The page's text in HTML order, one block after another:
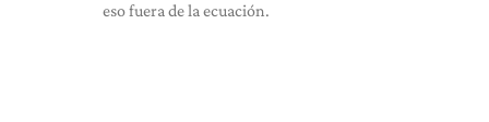
eso fuera de la ecuación.